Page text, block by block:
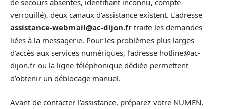
de secours absentes, identifiant inconnu, compte
verrouillé), deux canaux d’assistance existent. L’adresse
assistance-webmail@ac-dijon.fr traite les demandes
liées à la messagerie. Pour les problèmes plus larges
d’accès aux services numériques, l’adresse hotline@ac-
dijon.fr ou la ligne téléphonique dédiée permettent
d’obtenir un déblocage manuel.
Avant de contacter l’assistance, préparez votre NUMEN,